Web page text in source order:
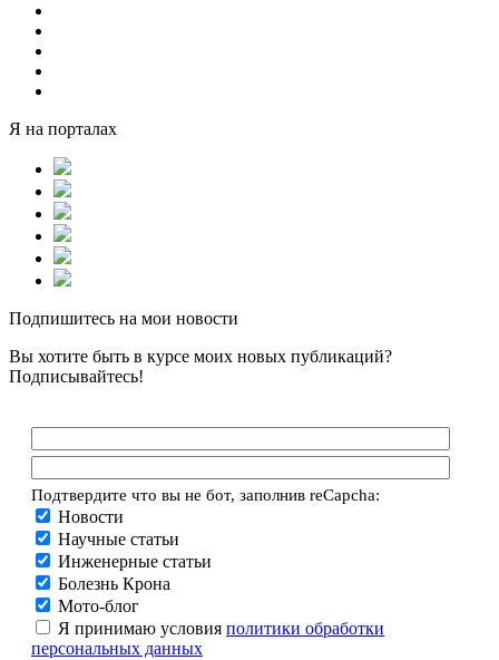
Я на порталах
Подпишитесь на мои новости
Вы хотите быть в курсе моих новых публикаций?
Подписывайтесь!
Подтвердите что вы не бот, заполнив reCapcha:
Новости
Научные статьи
Инженерные статьи
Болезнь Крона
Мото-блог
Я принимаю условия политики обработки
персональных данных